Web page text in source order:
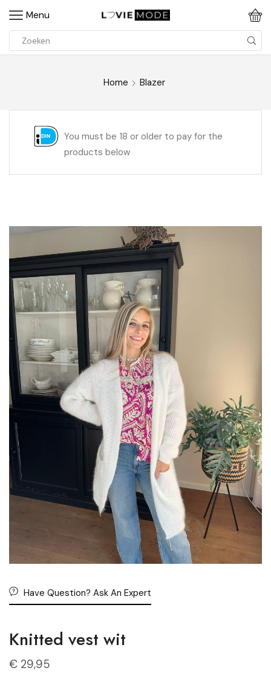
Menu
Home Blazer
You must be 18 or older to pay for the
products below
Have Question? Ask An Expert
Knitted vest wit
€ 29,95